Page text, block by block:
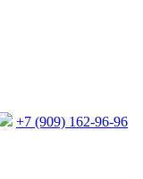
+7 (909) 162-96-96